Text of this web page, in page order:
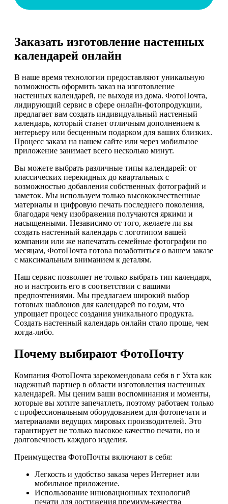
Заказать изготовление настенных
календарей онлайн
В наше время технологии предоставляют уникальную
возможность оформить заказ на изготовление
настенных календарей, не выходя из дома. ФотоПочта,
лидирующий сервис в сфере онлайн-фотопродукции,
предлагает вам создать индивидуальный настенный
календарь, который станет отличным дополнением к
интерьеру или бесценным подарком для ваших близких.
Процесс заказа на нашем сайте или через мобильное
приложение занимает всего несколько минут.
Вы можете выбрать различные типы календарей: от
классических перекидных до квартальных с
возможностью добавления собственных фотографий и
заметок. Мы используем только высококачественные
материалы и цифровую печать последнего поколения,
благодаря чему изображения получаются яркими и
насыщенными. Независимо от того, желаете ли вы
создать настенный календарь с логотипом вашей
компании или же напечатать семейные фотографии по
месяцам, ФотоПочта готова позаботиться о вашем заказе
с максимальным вниманием к деталям.
Наш сервис позволяет не только выбрать тип календаря,
но и настроить его в соответствии с вашими
предпочтениями. Мы предлагаем широкий выбор
готовых шаблонов для календарей по годам, что
упрощает процесс создания уникального продукта.
Создать настенный календарь онлайн стало проще, чем
когда-либо.
Почему выбирают ФотоПочту
Компания ФотоПочта зарекомендовала себя в г Ухта как
надежный партнер в области изготовления настенных
календарей. Мы ценим ваши воспоминания и моменты,
которые вы хотите запечатлеть, поэтому работаем только
с профессиональным оборудованием для фотопечати и
материалами ведущих мировых производителей. Это
гарантирует не только высокое качество печати, но и
долговечность каждого изделия.
Преимущества ФотоПочты включают в себя:
Легкость и удобство заказа через Интернет или
мобильное приложение.
Использование инновационных технологий
печати для достижения премиум-качества